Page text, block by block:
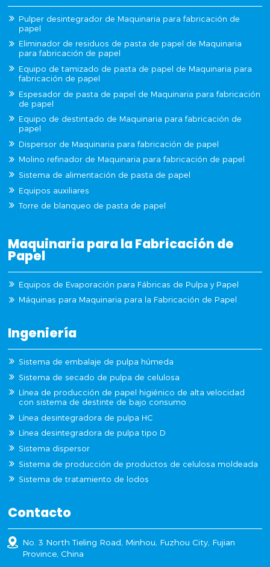
Pulper desintegrador de Maquinaria para fabricación de
papel
Eliminador de residuos de pasta de papel de Maquinaria
para fabricación de papel
Equipo de tamizado de pasta de papel de Maquinaria para
fabricación de papel
Espesador de pasta de papel de Maquinaria para fabricación
de papel
Equipo de destintado de Maquinaria para fabricación de
papel
Dispersor de Maquinaria para fabricación de papel
Molino refinador de Maquinaria para fabricación de papel
Sistema de alimentación de pasta de papel
Equipos auxiliares
Torre de blanqueo de pasta de papel
Maquinaria para la Fabricación de
Papel
Equipos de Evaporación para Fábricas de Pulpa y Papel
Máquinas para Maquinaria para la Fabricación de Papel
Ingeniería
Sistema de embalaje de pulpa húmeda
Sistema de secado de pulpa de celulosa
Línea de producción de papel higiénico de alta velocidad
con sistema de destinte de bajo consumo
Línea desintegradora de pulpa HC
Línea desintegradora de pulpa tipo D
Sistema dispersor
Sistema de producción de productos de celulosa moldeada
Sistema de tratamiento de lodos
Contacto
No. 3 North Tieling Road, Minhou, Fuzhou City, Fujian
Province, China